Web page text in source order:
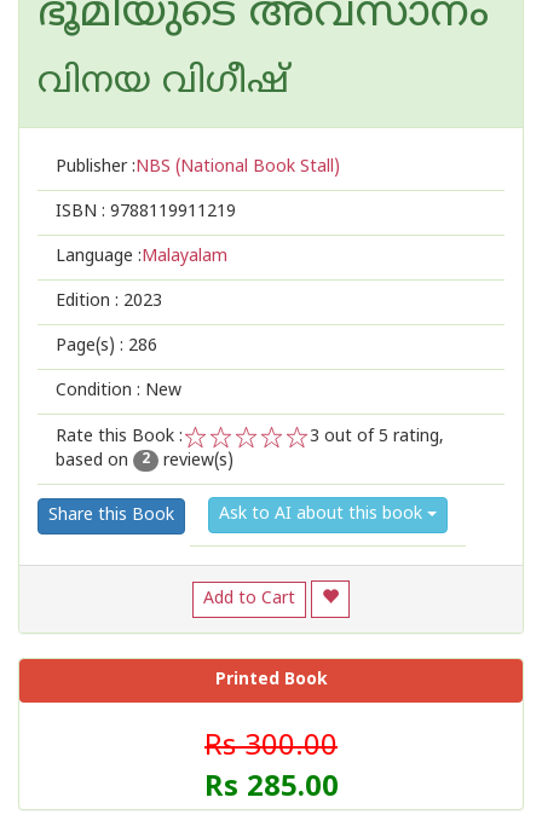
ഭൂമിയുടെ അവസാനം
വിനയ വിഗീഷ്
Publisher :NBS (National Book Stall)
ISBN : 9788119911219
Language :Malayalam
Edition : 2023
Page(s) : 286
Condition : New
Rate this Book :
2
1
3 out of 5 rating,
based on
2 review(s)
Share this Book Ask to AI about this book
Add to Cart
Printed Book
Rs 300.00
Rs 285.00